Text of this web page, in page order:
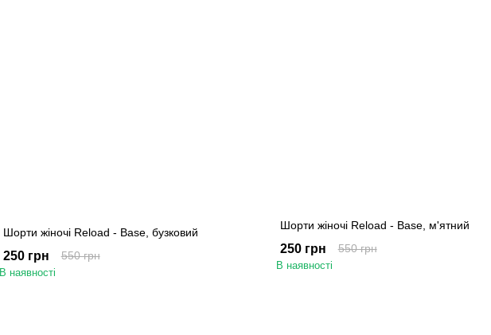
Шорти жіночі Reload - Base, бузковий
550 грн
250 грн
В наявності
Шорти жіночі Reload - Base, м'ятний
550 грн
250 грн
В наявності